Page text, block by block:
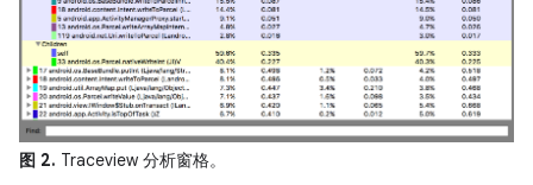
图 2. Traceview 分析窗格。